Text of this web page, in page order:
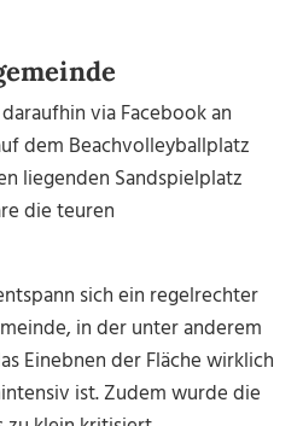
via Facebook an
dem Beachvolleyballplatz
liegenden Sandspielplatz
die teuren
sich ein regelrechter
in der unter anderem
Einebnen der Fläche wirklich
ist. Zudem wurde die